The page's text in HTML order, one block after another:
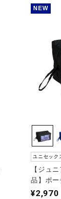
NEW
ユニセック
【ジュ
品】ポー
¥2,970